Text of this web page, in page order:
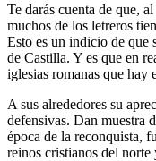
Te darás cuenta de que,
muchos de los letreros
Esto es un indicio de que
de Castilla. Y es que en
iglesias romanas que hay
A sus alrededores su
defensivas. Dan muestra
época de la reconquista,
reinos cristianos del norte